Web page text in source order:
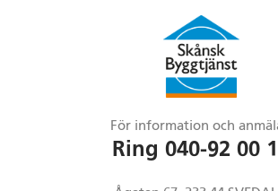
För information och
Ring 040-92 00